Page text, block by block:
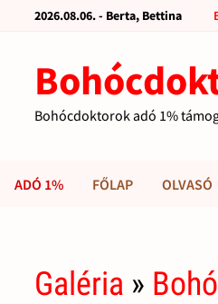
2026.08.06. - Berta, Bettina
Bohócdoktorok adó 1%
ADÓ 1% FŐLAP OLVASÓ
Galéria »